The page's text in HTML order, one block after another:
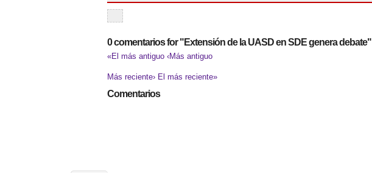
0 comentarios for "Extensión de la UASD en SDE genera debate"
«El más antiguo ‹Más antiguo
Más reciente› El más reciente»
Comentarios